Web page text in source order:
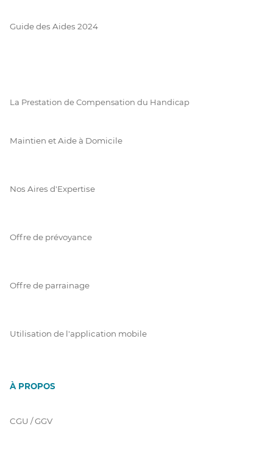
Guide des Aides 2024
La Prestation de Compensation du Handicap
Maintien et Aide à Domicile
Nos Aires d'Expertise
Offre de prévoyance
Offre de parrainage
Utilisation de l'application mobile
À PROPOS
CGU / GGV